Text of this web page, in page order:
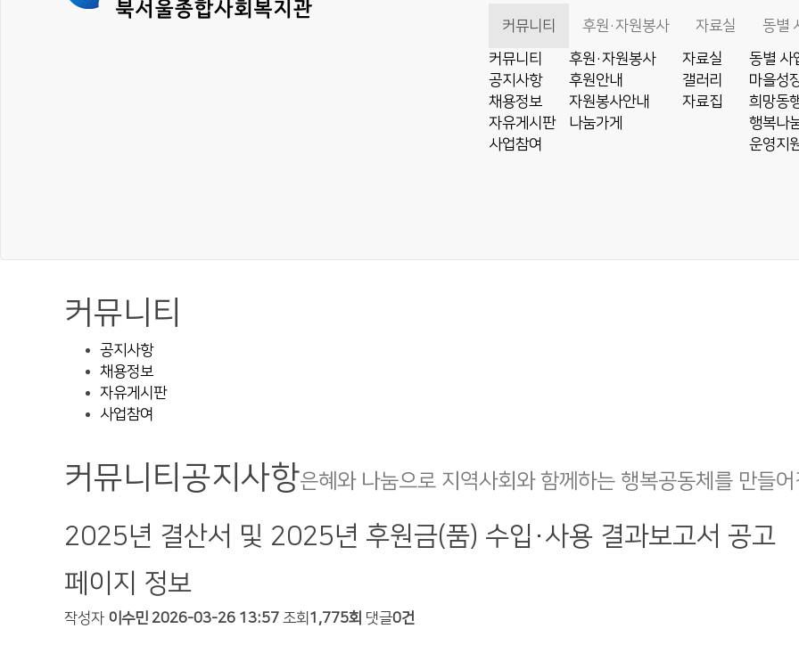
커뮤니티
커뮤니티
공지사항
채용정보
자유게시판
사업참여
후원·자원봉사
후원·자원봉사
후원안내
자원봉사안내
나눔가게
자료실
자료실
갤러리
자료집
동별
동별 사
마을성
희망동
행복나
운영지
커뮤니티
공지사항
채용정보
자유게시판
사업참여
커뮤니티 공지사항은혜와 나눔으로 지역사회와 함께하는 행복공동체를 만들
2025년 결산서 및 2025년 후원금(품) 수입·사용 결과보고서 공고
페이지 정보
작성자 이수민 2026-03-26 13:57 조회 1,775회 댓글0건